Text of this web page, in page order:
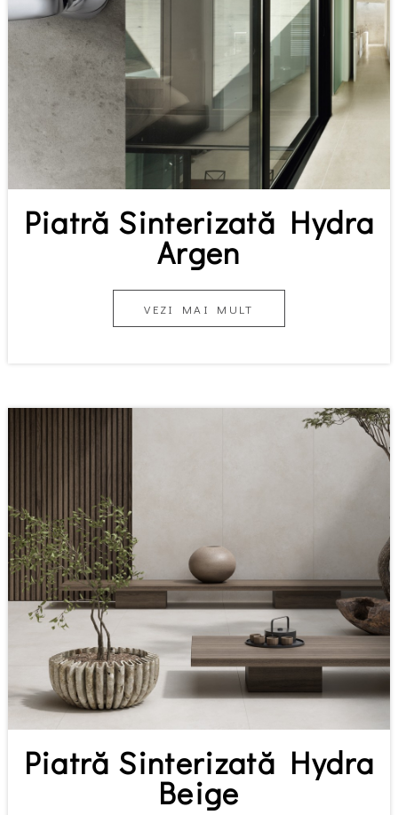
Piatră Sinterizată Hydra
Argen
VEZI MAI MULT
Piatră Sinterizată Hydra
Beige